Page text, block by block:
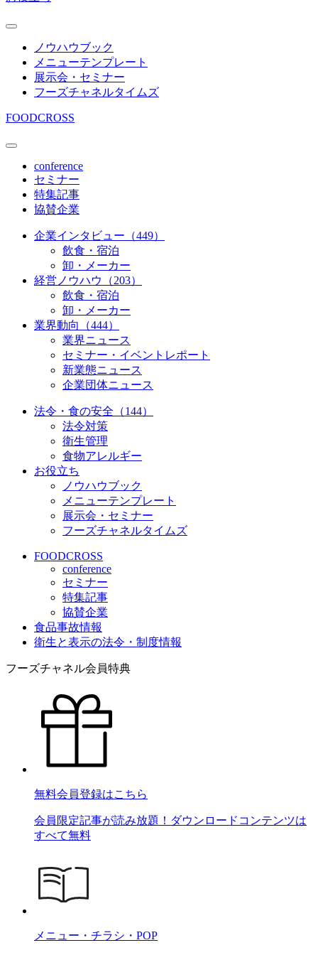
ノウハウブック
メニューテンプレート
展示会・セミナー
フーズチャネルタイムズ
FOODCROSS
conference
セミナー
特集記事
協賛企業
企業インタビュー（449）
飲食・宿泊
卸・メーカー
経営ノウハウ（203）
飲食・宿泊
卸・メーカー
業界動向（444）
業界ニュース
セミナー・イベントレポート
新業態ニュース
企業団体ニュース
法令・食の安全（144）
法令対策
衛生管理
食物アレルギー
お役立ち
ノウハウブック
メニューテンプレート
展示会・セミナー
フーズチャネルタイムズ
FOODCROSS
conference
セミナー
特集記事
協賛企業
食品事故情報
衛生と表示の法令・制度情報
フーズチャネル会員特典
無料会員登録はこちら
会員限定記事が読み放題！ダウンロードコンテンツは
すべて無料
メニュー・チラシ・POP